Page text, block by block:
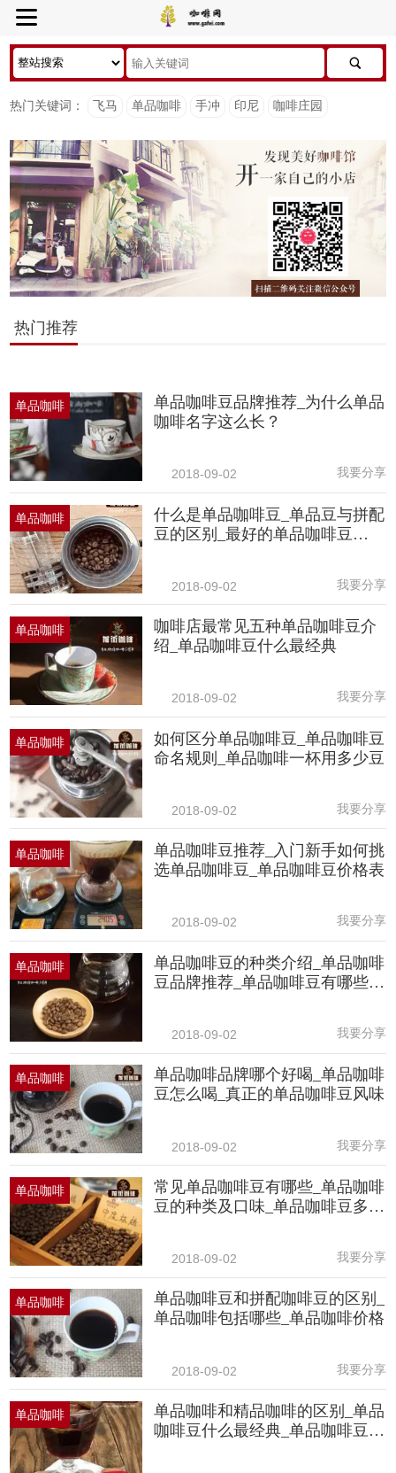
热门关键词： 飞马 单品咖啡 手冲 印尼 咖啡庄园
热门推荐
单品咖啡
单品咖啡豆品牌推荐_为什么单品
咖啡名字这么长？
2018-09-02 我要分享
单品咖啡
什么是单品咖啡豆_单品豆与拼配
豆的区别_最好的单品咖啡豆
2018-09-02 我要分享
单品咖啡
咖啡店最常见五种单品咖啡豆介
绍_单品咖啡豆什么最经典
2018-09-02 我要分享
单品咖啡
如何区分单品咖啡豆_单品咖啡豆
命名规则_单品咖啡一杯用多少豆
2018-09-02 我要分享
单品咖啡
单品咖啡豆推荐_入门新手如何挑
选单品咖啡豆_单品咖啡豆价格表
2018-09-02 我要分享
单品咖啡
单品咖啡豆的种类介绍_单品咖啡
豆品牌推荐_单品咖啡豆有哪些产
2018-09-02 我要分享
单品咖啡
单品咖啡品牌哪个好喝_单品咖啡
豆怎么喝_真正的单品咖啡豆风味
2018-09-02 我要分享
单品咖啡
常见单品咖啡豆有哪些_单品咖啡
豆的种类及口味_单品咖啡豆多少
2018-09-02 我要分享
单品咖啡
单品咖啡豆和拼配咖啡豆的区别_
单品咖啡包括哪些_单品咖啡价格
2018-09-02 我要分享
单品咖啡
单品咖啡和精品咖啡的区别_单品
咖啡豆什么最经典_单品咖啡豆价